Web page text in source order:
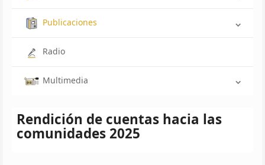
Publicaciones
Radio
Multimedia
Rendición de cuentas hacia las
comunidades 2025